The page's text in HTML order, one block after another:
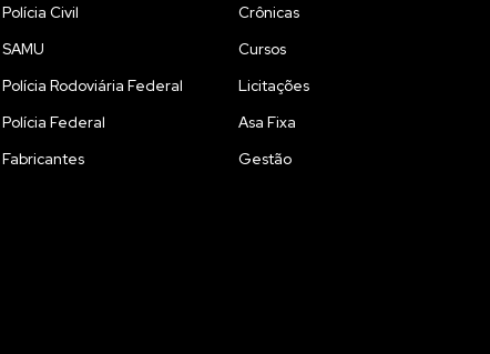
Polícia Civil
SAMU
Polícia Rodoviária Federal
Polícia Federal
Fabricantes
Crônicas
Cursos
Licitações
Asa Fixa
Gestão